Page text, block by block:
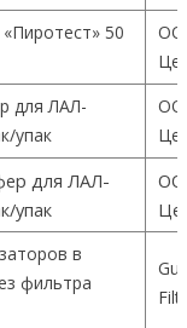
50
для ЛАЛ-
упак
для ЛАЛ-
упак
в
фильтра